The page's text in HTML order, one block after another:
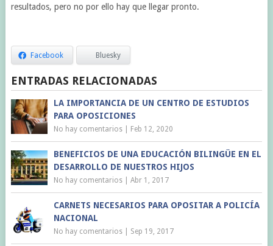
resultados, pero no por ello hay que llegar pronto.
Facebook Bluesky
ENTRADAS RELACIONADAS
LA IMPORTANCIA DE UN CENTRO DE ESTUDIOS
PARA OPOSICIONES
No hay comentarios| Feb 12, 2020
BENEFICIOS DE UNA EDUCACIÓN BILINGÜE EN EL
DESARROLLO DE NUESTROS HIJOS
No hay comentarios| Abr 1, 2017
CARNETS NECESARIOS PARA OPOSITAR A POLICÍA
NACIONAL
No hay comentarios| Sep 19, 2017